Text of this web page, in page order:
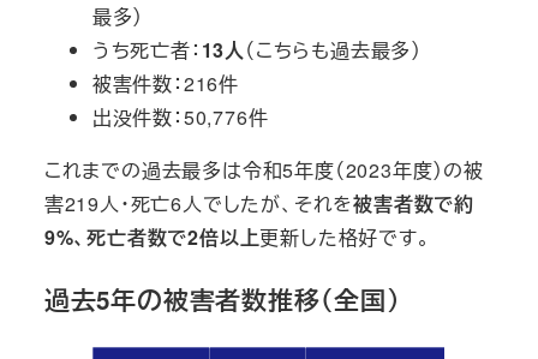
最多）
うち死亡者： 13人（こちらも過去最多）
被害件数：216件
出没件数：50,776件
これまでの過去最多は令和5年度（2023年度）の被
害219人・死亡6人でしたが、それを被害者数で約
9%、死亡者数で2倍以上更新した格好です。
過去5年の被害者数推移（全国）